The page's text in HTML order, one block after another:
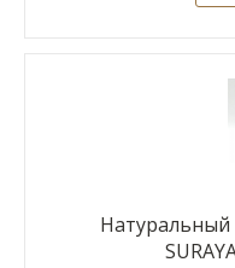
Натуральный